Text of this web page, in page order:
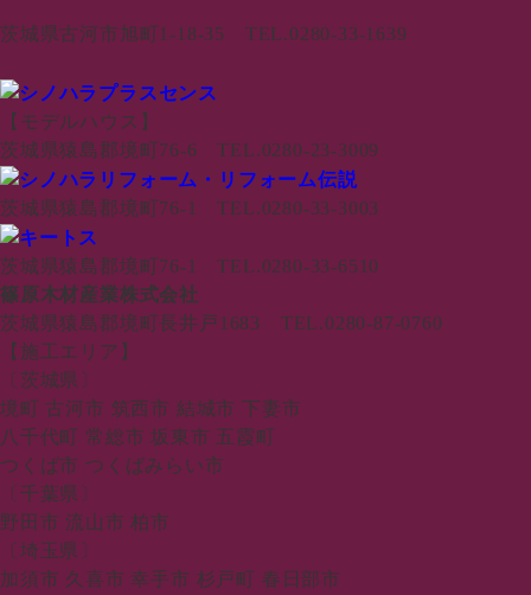
茨城県古河市旭町1-18-35 TEL.0280-33-1639
【モデルハウス】
茨城県猿島郡境町76-6 TEL.0280-23-3009
茨城県猿島郡境町76-1 TEL.0280-33-3003
茨城県猿島郡境町76-1 TEL.0280-33-6510
篠原木材産業株式会社
茨城県猿島郡境町長井戸1683 TEL.0280-87-0760
【施工エリア】
〔茨城県〕
境町 古河市 筑西市 結城市 下妻市
八千代町 常総市 坂東市 五霞町
つくば市 つくばみらい市
〔千葉県〕
野田市 流山市 柏市
〔埼玉県〕
加須市 久喜市 幸手市 杉戸町 春日部市